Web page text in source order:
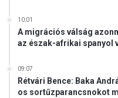
10:01
A migrációs válság
az észak-afrikai spanyol
09:07
Rétvári Bence: Baka
os sortűzparancsnokot